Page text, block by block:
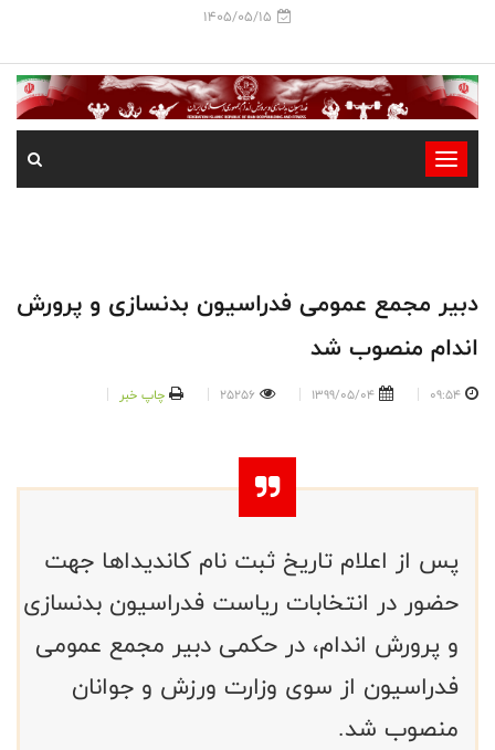
1405/05/15
-
-
-
دبیر مجمع عمومی فدراسیون بدنسازی و پرورش
اندام منصوب شد
09:54
1399/05/04
25256 چاپ خبر
پس از اعلام تاریخ ثبت نام کاندیداها جهت
حضور در انتخابات ریاست فدراسیون بدنسازی
و پرورش اندام، در حکمی دبیر مجمع عمومی
فدراسیون از سوی وزارت ورزش و جوانان
منصوب شد.